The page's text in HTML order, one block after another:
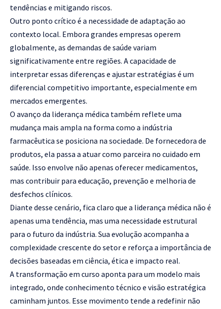
tendências e mitigando riscos.
Outro ponto crítico é a necessidade de adaptação ao
contexto local. Embora grandes empresas operem
globalmente, as demandas de saúde variam
significativamente entre regiões. A capacidade de
interpretar essas diferenças e ajustar estratégias é um
diferencial competitivo importante, especialmente em
mercados emergentes.
O avanço da liderança médica também reflete uma
mudança mais ampla na forma como a indústria
farmacêutica se posiciona na sociedade. De fornecedora de
produtos, ela passa a atuar como parceira no cuidado em
saúde. Isso envolve não apenas oferecer medicamentos,
mas contribuir para educação, prevenção e melhoria de
desfechos clínicos.
Diante desse cenário, fica claro que a liderança médica não é
apenas uma tendência, mas uma necessidade estrutural
para o futuro da indústria. Sua evolução acompanha a
complexidade crescente do setor e reforça a importância de
decisões baseadas em ciência, ética e impacto real.
A transformação em curso aponta para um modelo mais
integrado, onde conhecimento técnico e visão estratégica
caminham juntos. Esse movimento tende a redefinir não